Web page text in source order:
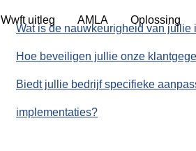
Wwft uitleg AMLA Oplossing
Wat is de nauwkeurigheid van jullie
Hoe beveiligen jullie onze
Biedt jullie bedrijf specifieke
implementaties?